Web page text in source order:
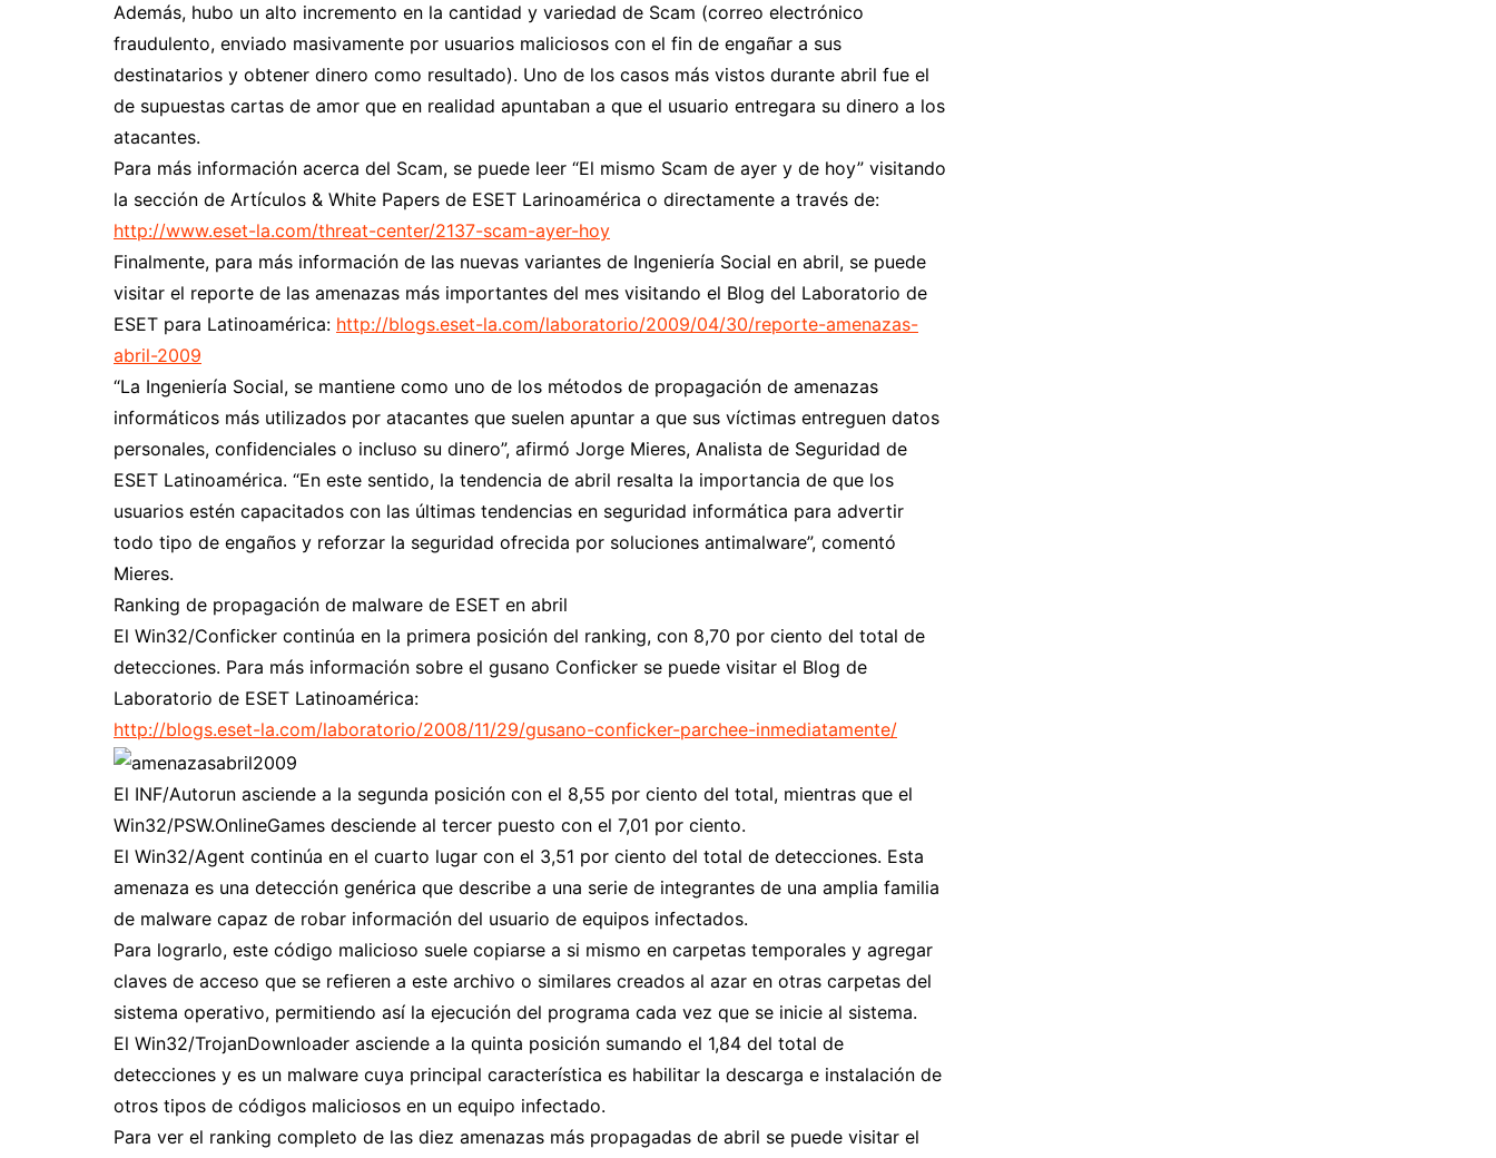
Además, hubo un alto incremento en la cantidad y variedad de Scam (correo electrónico
fraudulento, enviado masivamente por usuarios maliciosos con el fin de engañar a sus
destinatarios y obtener dinero como resultado). Uno de los casos más vistos durante abril fue el
de supuestas cartas de amor que en realidad apuntaban a que el usuario entregara su dinero a los
atacantes.
Para más información acerca del Scam, se puede leer “El mismo Scam de ayer y de hoy” visitando
la sección de Artículos & White Papers de ESET Larinoamérica o directamente a través de:
http://www.eset-la.com/threat-center/2137-scam-ayer-hoy
Finalmente, para más información de las nuevas variantes de Ingeniería Social en abril, se puede
visitar el reporte de las amenazas más importantes del mes visitando el Blog del Laboratorio de
ESET para Latinoamérica: http://blogs.eset-la.com/laboratorio/2009/04/30/reporte-amenazas-
abril-2009
“La Ingeniería Social, se mantiene como uno de los métodos de propagación de amenazas
informáticos más utilizados por atacantes que suelen apuntar a que sus víctimas entreguen datos
personales, confidenciales o incluso su dinero”, afirmó Jorge Mieres, Analista de Seguridad de
ESET Latinoamérica. “En este sentido, la tendencia de abril resalta la importancia de que los
usuarios estén capacitados con las últimas tendencias en seguridad informática para advertir
todo tipo de engaños y reforzar la seguridad ofrecida por soluciones antimalware”, comentó
Mieres.
Ranking de propagación de malware de ESET en abril
El Win32/Conficker continúa en la primera posición del ranking, con 8,70 por ciento del total de
detecciones. Para más información sobre el gusano Conficker se puede visitar el Blog de
Laboratorio de ESET Latinoamérica:
http://blogs.eset-la.com/laboratorio/2008/11/29/gusano-conficker-parchee-inmediatamente/
El INF/Autorun asciende a la segunda posición con el 8,55 por ciento del total, mientras que el
Win32/PSW.OnlineGames desciende al tercer puesto con el 7,01 por ciento.
El Win32/Agent continúa en el cuarto lugar con el 3,51 por ciento del total de detecciones. Esta
amenaza es una detección genérica que describe a una serie de integrantes de una amplia familia
de malware capaz de robar información del usuario de equipos infectados.
Para lograrlo, este código malicioso suele copiarse a si mismo en carpetas temporales y agregar
claves de acceso que se refieren a este archivo o similares creados al azar en otras carpetas del
sistema operativo, permitiendo así la ejecución del programa cada vez que se inicie al sistema.
El Win32/TrojanDownloader asciende a la quinta posición sumando el 1,84 del total de
detecciones y es un malware cuya principal característica es habilitar la descarga e instalación de
otros tipos de códigos maliciosos en un equipo infectado.
Para ver el ranking completo de las diez amenazas más propagadas de abril se puede visitar el